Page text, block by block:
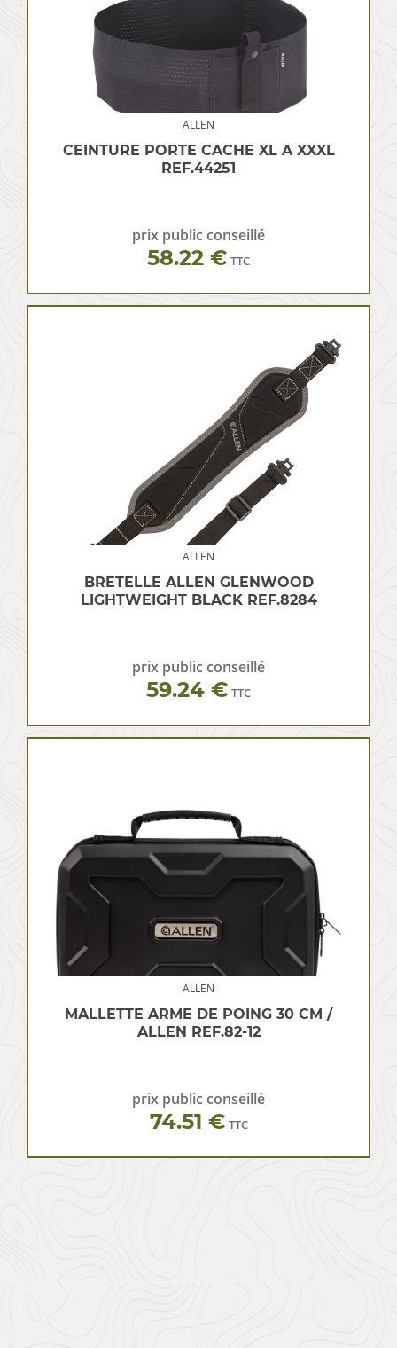
ALLEN
CEINTURE PORTE CACHE XL A XXXL
REF.44251
prix public conseillé
58.22 € TTC
ALLEN
BRETELLE ALLEN GLENWOOD
LIGHTWEIGHT BLACK REF.8284
prix public conseillé
59.24 € TTC
ALLEN
MALLETTE ARME DE POING 30 CM /
ALLEN REF.82-12
prix public conseillé
74.51 € TTC